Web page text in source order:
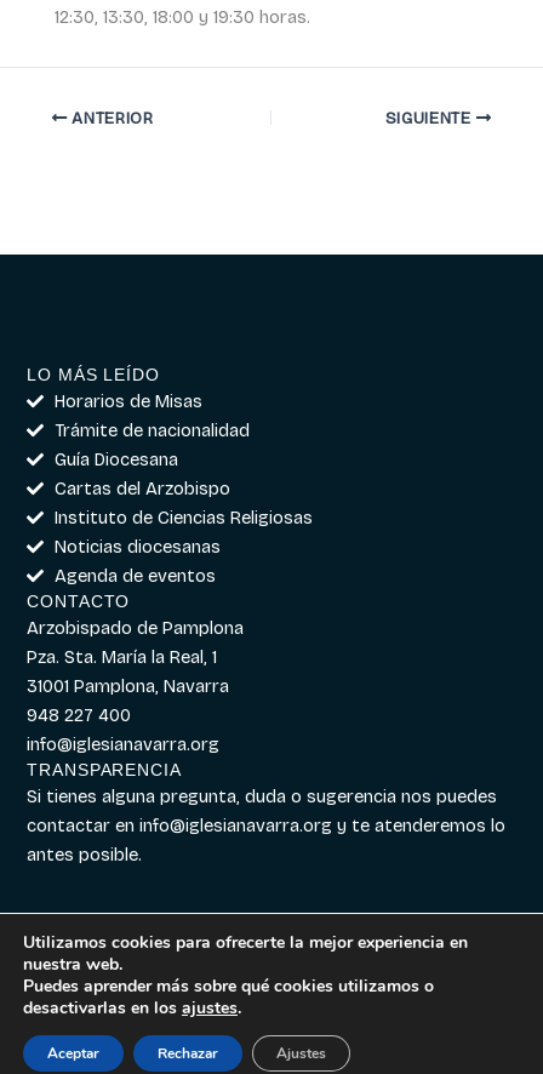
12:30, 13:30, 18:00 y 19:30 horas.
ANTERIOR SIGUIENTE
LO MÁS LEÍDO
Horarios de Misas
Trámite de nacionalidad
Guía Diocesana
Cartas del Arzobispo
Instituto de Ciencias Religiosas
Noticias diocesanas
Agenda de eventos
CONTACTO
Arzobispado de Pamplona
Pza. Sta. María la Real, 1
31001 Pamplona, Navarra
948 227 400
info@iglesianavarra.org
TRANSPARENCIA
Si tienes alguna pregunta, duda o sugerencia nos puedes
contactar eninfo@iglesianavarra.org y te atenderemos lo
antes posible.
Aviso legal|
Cookies|Política de
Utilizamos cookies para ofrecerte la mejor experiencia en
nuestra web.
Puedes aprender más sobre qué cookies utilizamos o
desactivarlas en los ajustes.
Aceptar Rechazar Ajustes